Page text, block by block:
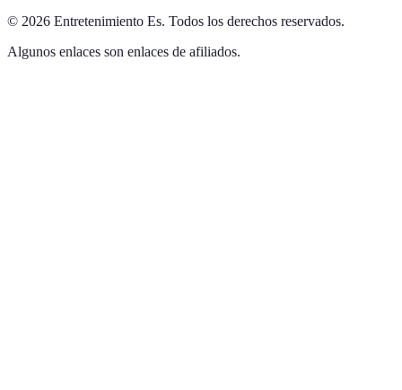
© 2026 Entretenimiento Es. Todos los derechos reservados.
Algunos enlaces son enlaces de afiliados.